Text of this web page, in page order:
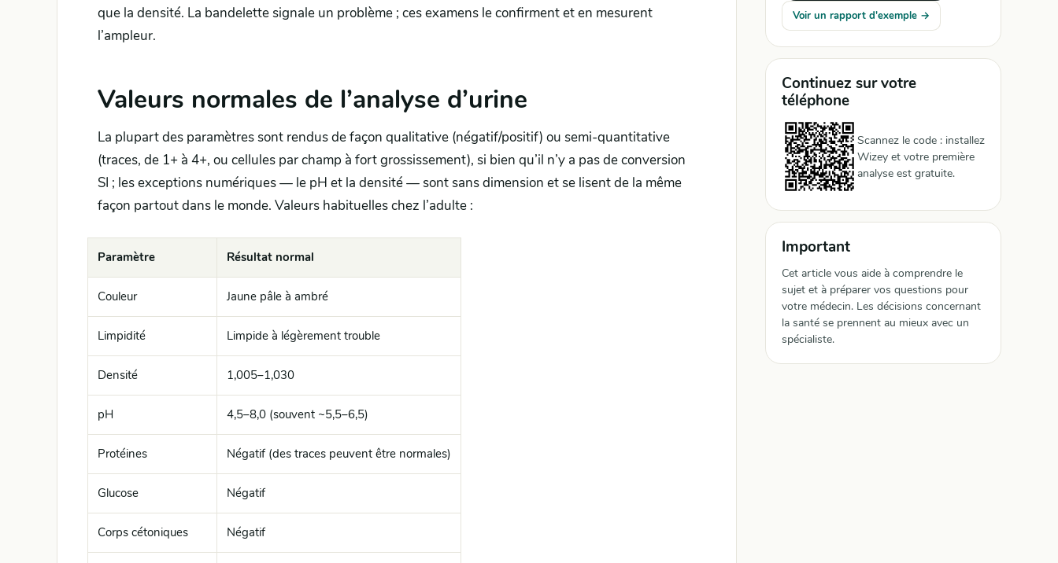
que la densité. La bandelette signale un problème ; ces examens le confirment et en mesurent
l’ampleur.
Valeurs normales de l’analyse d’urine
La plupart des paramètres sont rendus de façon qualitative (négatif/positif) ou semi-quantitative
(traces, de 1+ à 4+, ou cellules par champ à fort grossissement), si bien qu’il n’y a pas de conversion
SI ; les exceptions numériques — le pH et la densité — sont sans dimension et se lisent de la même
façon partout dans le monde. Valeurs habituelles chez l’adulte :
Paramètre Résultat normal
Couleur Jaune pâle à ambré
Limpidité Limpide à légèrement trouble
Densité 1,005–1,030
pH 4,5–8,0 (souvent ~5,5–6,5)
Protéines Négatif (des traces peuvent être normales)
Glucose Négatif
Corps cétoniques Négatif
Voir un rapport d'exemple →
Continuez sur votre
téléphone
Scannez le code : installez
Wizey et votre première
analyse est gratuite.
Important
Cet article vous aide à comprendre le
sujet et à préparer vos questions pour
votre médecin. Les décisions concernant
la santé se prennent au mieux avec un
spécialiste.